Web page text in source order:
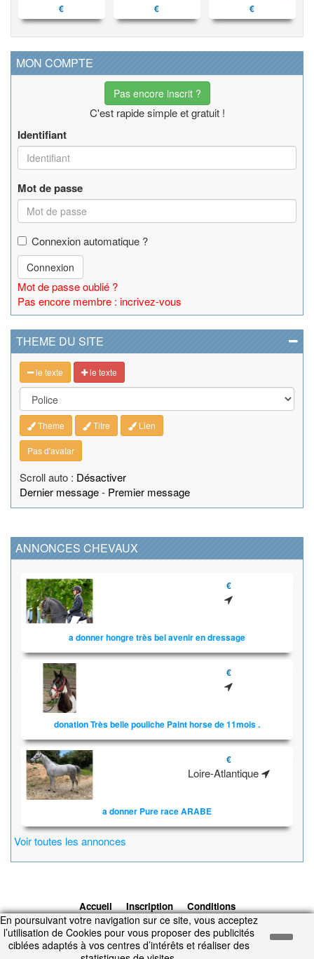
€ € €
MON COMPTE
Pas encore inscrit ?
C'est rapide simple et gratuit !
Identifiant
Mot de passe
Connexion automatique ?
Connexion
Mot de passe oublié ?
Pas encore membre : incrivez-vous
THEME DU SITE
le texte le texte
Theme Titre Lien
Pas d'avatar
Scroll auto : Désactiver
Dernier message- Premier message
ANNONCES CHEVAUX
€
a donner hongre très bel avenir en dressage
€
donation Très belle pouliche Paint horse de 11mois .
€
Loire-Atlantique
a donner Pure race ARABE
Voir toutes les annonces
Accueil Inscription
Conditions
d'utilisation
Contacts © 2026 1cheval.com
Ecurie Virtuelle -
Jeu Cheval
En poursuivant votre navigation sur ce site, vous acceptez
l’utilisation de Cookies pour vous proposer des publicités
ciblées adaptés à vos centres d’intérêts et réaliser des